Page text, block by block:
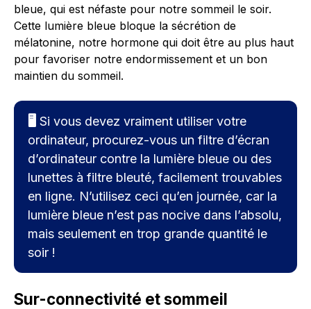
bleue, qui est néfaste pour notre sommeil le soir.
Cette lumière bleue bloque la sécrétion de
mélatonine, notre hormone qui doit être au plus haut
pour favoriser notre endormissement et un bon
maintien du sommeil.
🖥️ Si vous devez vraiment utiliser votre
ordinateur, procurez-vous un filtre d’écran
d’ordinateur contre la lumière bleue ou des
lunettes à filtre bleuté, facilement trouvables
en ligne. N’utilisez ceci qu’en journée, car la
lumière bleue n’est pas nocive dans l’absolu,
mais seulement en trop grande quantité le
soir !
Sur-connectivité et sommeil